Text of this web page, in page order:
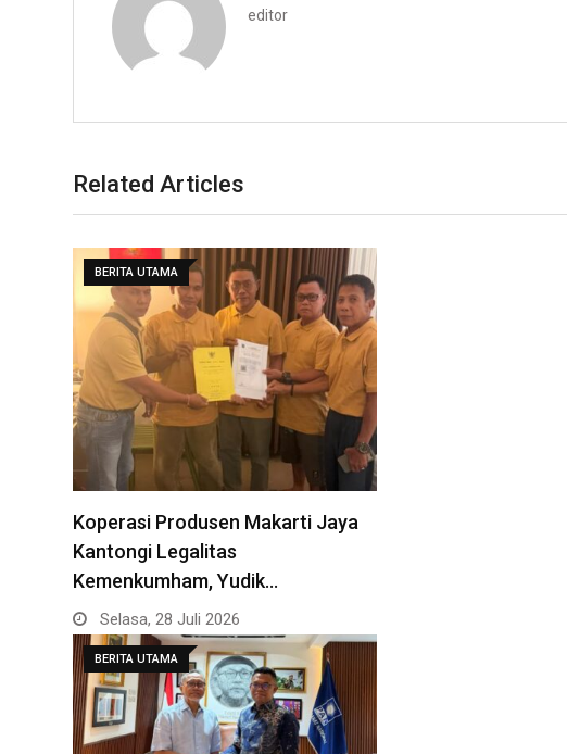
editor
Related Articles
BERITA UTAMA
Koperasi Produsen Makarti Jaya
Kantongi Legalitas
Kemenkumham, Yudik…
Selasa, 28 Juli 2026
BERITA UTAMA